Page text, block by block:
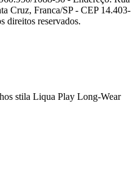
Cruz, Franca/SP - CEP 14.403-
direitos reservados.
stila Liqua Play Long-Wear